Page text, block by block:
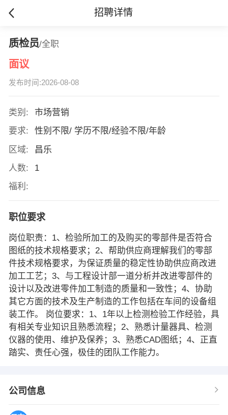
招聘详情
质检员/全职
面议
发布时间:2026-08-08
类别:
市场营销
要求:
性别不限/ 学历不限/经验不限/年龄
区域:
昌乐
人数:
1
福利:
职位要求
岗位职责：1、检验所加工的及购买的零部件是否符合
图纸的技术规格要求；2、帮助供应商理解我们的零部
件技术规格要求，为保证质量的稳定性协助供应商改进
加工工艺；3、与工程设计部一道分析并改进零部件的
设计以及改进零件加工制造的质量和一致性；4、协助
其它方面的技术及生产制造的工作包括在车间的设备组
装工作。 岗位要求：1、1年以上检测检验工作经验，具
有相关专业知识且熟悉流程；2、熟悉计量器具、检测
仪器的使用、维护及保养；3、熟悉CAD图纸；4、正直
踏实、责任心强，极佳的团队工作能力。
公司信息